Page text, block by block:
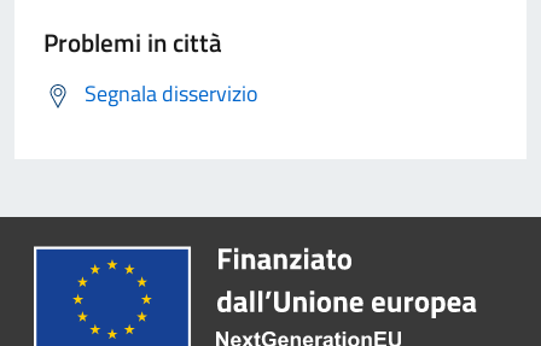
Problemi in città
Segnala disservizio